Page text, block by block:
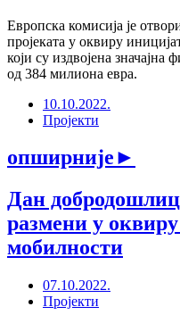
Европска комисија је
пројеката у оквиру
који су издвојена значајна
од 384 милиона евра.
10.10.2022.
Пројекти
опширније►
Дан
размени у
мобилности
07.10.2022.
Пројекти